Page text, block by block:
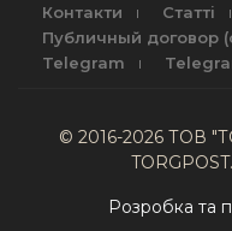
Контакти
Статті
Публичный договор
Telegram
© 2016-2026 ТОВ
Розробка та